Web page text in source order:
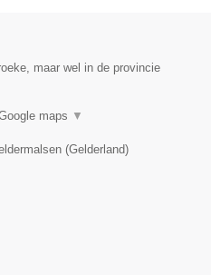
maar wel in de provincie
maps ▼
(Gelderland)